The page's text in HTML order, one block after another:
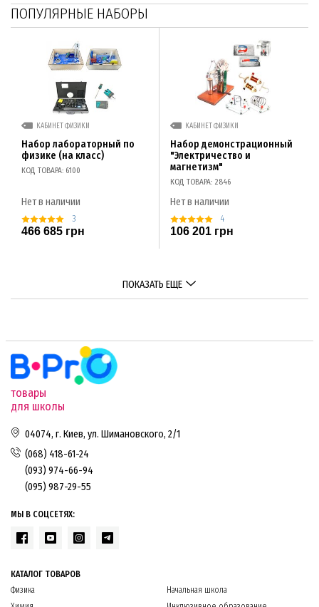
ПОПУЛЯРНЫЕ НАБОРЫ
КАБИНЕТ ФИЗИКИ
Набор лабораторный по
физике (на класс)
КОД ТОВАРА: 6100
Нет в наличии
3
466 685 грн
КАБИНЕТ ФИЗИКИ
Набор демонстрационный
"Электричество и
магнетизм"
КОД ТОВАРА: 2846
Нет в наличии
4
106 201 грн
ПОКАЗАТЬ ЕЩЕ
товары
для школы
04074, г. Киев, ул. Шимановского, 2/1
(068) 418-61-24
(093) 974-66-94
(095) 987-29-55
МЫ В СОЦСЕТЯХ:
КАТАЛОГ ТОВАРОВ
Физика
Начальная школа